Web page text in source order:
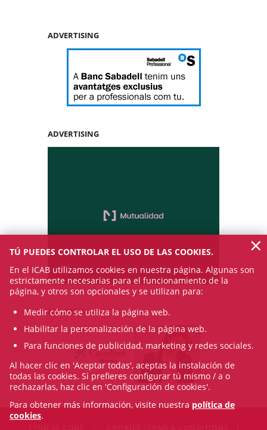
ADVERTISING
ADVERTISING
ADVERTISING
TÚ PUEDES CONTROLAR EL USO DE LAS COOKIES.
En el ICAB utilizamos cookies en nuestra página. Algunas son
estrictamente necesarias para el funcionamiento de la
página, y otros son opcionales y se utilizan para:
Medir cómo se utiliza la página web.
Habilitar la personalización de la página web.
Para funciones de publicidad, marketing y redes sociales.
Al hacer clic en 'Aceptar todas', aceptas la instalación de
todas las cookies. Si prefieres configurar tú mismo / a o
rechazarlas, haz clic en 'Configuración de cookies'.
Para obtener más información, visite nuestra política de
cookies.
×